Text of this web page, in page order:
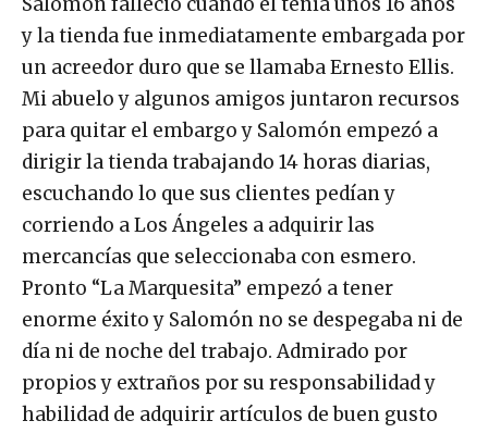
y la tienda fue inmediatamente embargada por
un acreedor duro que se llamaba Ernesto Ellis.
Mi abuelo y algunos amigos juntaron recursos
para quitar el embargo y Salomón empezó a
dirigir la tienda trabajando 14 horas diarias,
escuchando lo que sus clientes pedían y
corriendo a Los Ángeles a adquirir las
mercancías que seleccionaba con esmero.
Pronto “La Marquesita” empezó a tener
enorme éxito y Salomón no se despegaba ni de
día ni de noche del trabajo. Admirado por
propios y extraños por su responsabilidad y
habilidad de adquirir artículos de buen gusto